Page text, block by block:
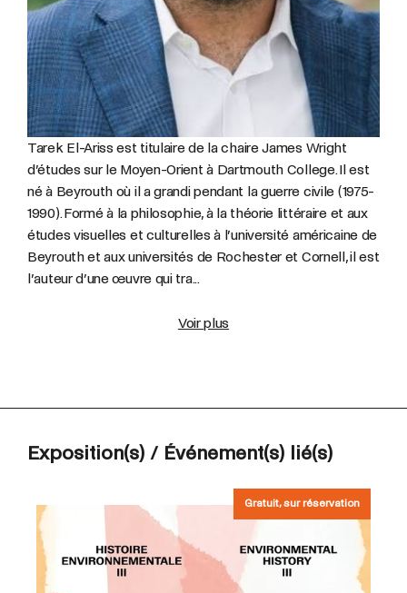
Tarek El-Ariss est titulaire de la chaire James Wright
d’études sur le Moyen-Orient à Dartmouth College. Il est
né à Beyrouth où il a grandi pendant la guerre civile (1975-
1990). Formé à la philosophie, à la théorie littéraire et aux
études visuelles et culturelles à l’université américaine de
Beyrouth et aux universités de Rochester et Cornell, il est
l’auteur d’une œuvre qui tra...
Voir plus
Exposition(s) / Événement(s) lié(s)
Gratuit, sur réservation